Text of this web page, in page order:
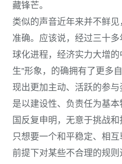
藏锋芒。
类似的声音近年来并不鲜
准确。应该说，经过三十
球化进程，经济实力大增的
生”形象，的确拥有了更多
现出更加主动、活跃的参
是以建设性、负责任为基
国反复申明，无意于挑战和
只想要一个和平稳定、相
前提下对某些不合理的规则